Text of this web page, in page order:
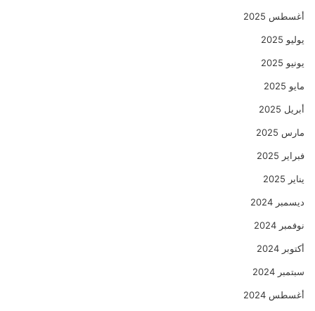
أغسطس 2025
يوليو 2025
يونيو 2025
مايو 2025
أبريل 2025
مارس 2025
فبراير 2025
يناير 2025
ديسمبر 2024
نوفمبر 2024
أكتوبر 2024
سبتمبر 2024
أغسطس 2024